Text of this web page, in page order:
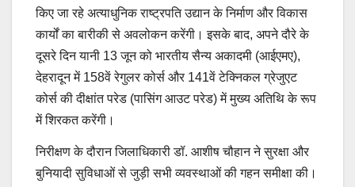
किए जा रहे अत्याधुनिक राष्ट्रपति उद्यान के निर्माण और विकास
कार्यों का बारीकी से अवलोकन करेंगी। इसके बाद, अपने दौरे के
दूसरे दिन यानी 13 जून को भारतीय सैन्य अकादमी (आईएमए),
देहरादून में 158वें रेगुलर कोर्स और 141वें टेक्निकल ग्रेजुएट
कोर्स की दीक्षांत परेड (पासिंग आउट परेड) में मुख्य अतिथि के रूप
में शिरकत करेंगी।
निरीक्षण के दौरान जिलाधिकारी डॉ. आशीष चौहान ने सुरक्षा और
बुनियादी सुविधाओं से जुड़ी सभी व्यवस्थाओं की गहन समीक्षा की।